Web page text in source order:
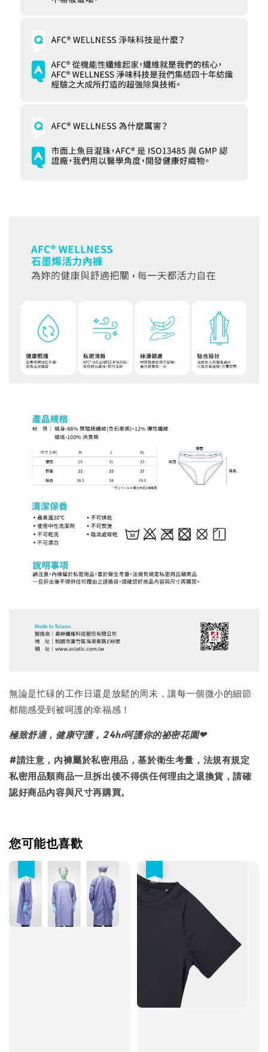
無論是忙碌的工作日還是放鬆的周末，讓每一個微小的細節
都能感受到被呵護的幸福感！
極致舒適，健康守護，24hr呵護你的祕密花園❤
#請注意，內褲屬於私密用品，基於衛生考量，法規有規定
私密用品類商品一旦拆出後不得供任何理由之退換貨，請確
認好商品內容與尺寸再購買。
您可能也喜歡